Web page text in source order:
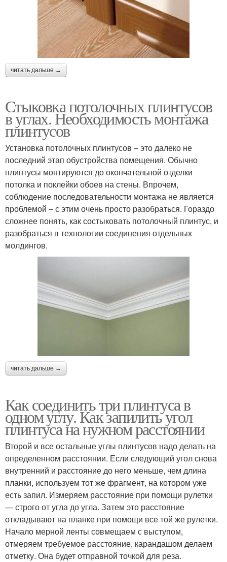
читать дальше →
Стыковка потолочных плинтусов
в углах. Необходимость монтажа
плинтусов
Установка потолочных плинтусов – это далеко не
последний этап обустройства помещения. Обычно
плинтусы монтируются до окончательной отделки
потолка и поклейки обоев на стены. Впрочем,
соблюдение последовательности монтажа не является
проблемой – с этим очень просто разобраться. Гораздо
сложнее понять, как состыковать потолочный плинтус, и
разобраться в технологии соединения отдельных
молдингов.
читать дальше →
Как соединить три плинтуса в
одном углу. Как запилить угол
плинтуса на нужном расстоянии
Второй и все остальные углы плинтусов надо делать на
определенном расстоянии. Если следующий угол снова
внутренний и расстояние до него меньше, чем длина
планки, используем тот же фрагмент, на котором уже
есть запил. Измеряем расстояние при помощи рулетки
— строго от угла до угла. Затем это расстояние
откладывают на планке при помощи все той же рулетки.
Начало мерной ленты совмещаем с выступом,
отмеряем требуемое расстояние, карандашом делаем
отметку. Она будет отправной точкой для реза.